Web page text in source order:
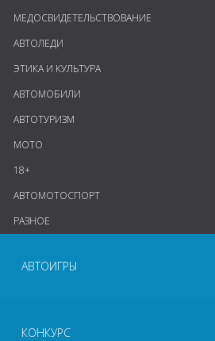
МЕДОСВИДЕТЕЛЬСТВОВАНИЕ
АВТОЛЕДИ
ЭТИКА И КУЛЬТУРА
АВТОМОБИЛИ
АВТОТУРИЗМ
МОТО
18+
АВТОМОТОСПОРТ
РАЗНОЕ
АВТОИГРЫ
КОНКУРС